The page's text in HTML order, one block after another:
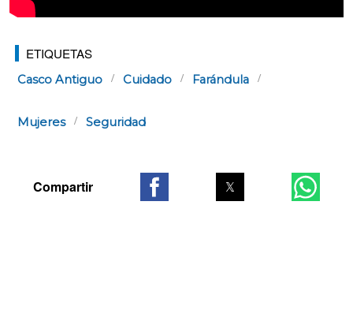
ETIQUETAS
Casco Antiguo Cuidado Farándula
Mujeres Seguridad